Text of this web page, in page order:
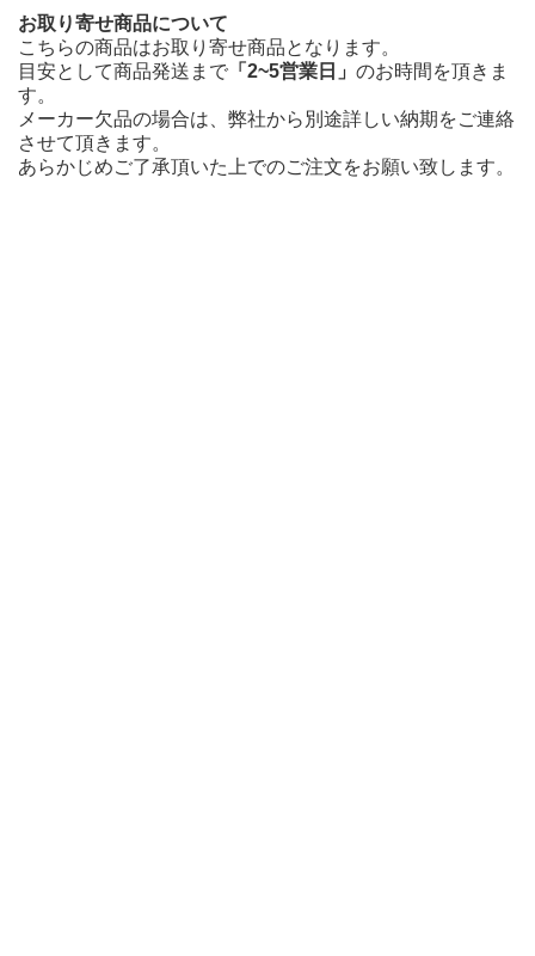
お取り寄せ商品について
こちらの商品はお取り寄せ商品となります。
目安として商品発送まで 「2~5営業日」 のお時間を頂きま
す。
メーカー欠品の場合は、弊社から別途詳しい納期をご連絡
させて頂きます。
あらかじめご了承頂いた上でのご注文をお願い致します。